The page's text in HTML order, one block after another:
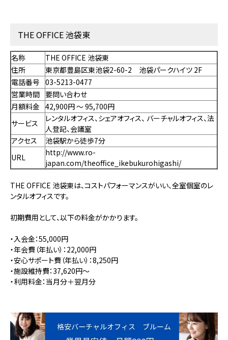
THE OFFICE 池袋東
名称
THE OFFICE 池袋東
住所
東京都豊島区東池袋2-60-2 池袋パークハイツ 2F
電話番号 03-5213-0477
営業時間 要問い合わせ
月額料金 42,900円 〜 95,700円
サービス
レンタルオフィス、シェアオフィス、 バーチャルオフィス、法
人登記、会議室
アクセス
池袋駅から徒歩7分
URL
http://www.ro-
japan.com/theoffice_ikebukurohigashi/
THE OFFICE 池袋東は、コストパフォーマンスがいい、全室個室のレ
ンタルオフィスです。
初期費用として、以下の料金がかかります。
・入会金：55,000円
・年会費（年払い）：22,000円
・安心サポート費（年払い）：8,250円
・施設維持費：37,620円～
・利用料金：当月分＋翌月分